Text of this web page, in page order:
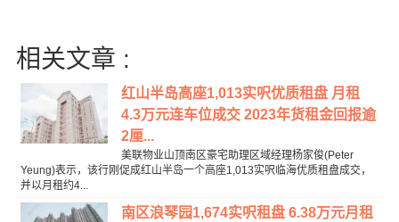
相关文章 :
红山半岛高座1,013实呎优质租盘 月租
4.3万元连车位成交 2023年货租金回报逾
2厘...
美联物业山顶南区豪宅助理区域经理杨家俊(Peter
Yeung)表示，该行刚促成红山半岛一个高座1,013实呎临海优质租盘成交，
并以月租约4...
南区浪琴园1,674实呎租盘 6.38万元月租